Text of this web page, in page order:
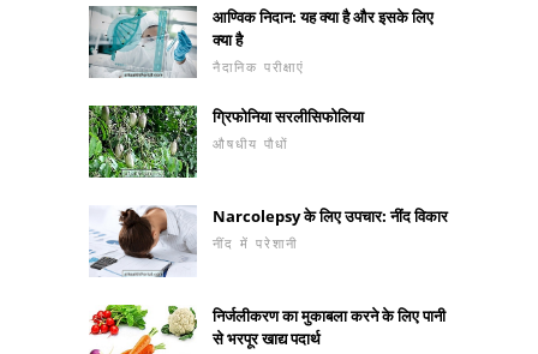
आण्विक निदान: यह क्या है और इसके लिए
क्या है
नैदानिक ​​परीक्षाएं
ग्रिफोनिया सरलीसिफोलिया
औषधीय पौधों
Narcolepsy के लिए उपचार: नींद विकार
नींद में परेशानी
निर्जलीकरण का मुकाबला करने के लिए पानी
से भरपूर खाद्य पदार्थ